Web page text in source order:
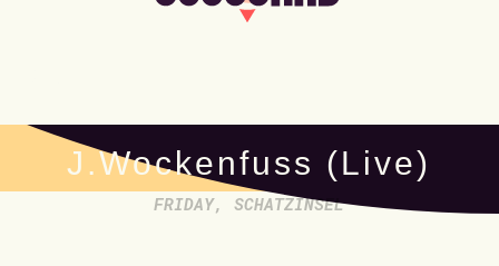
J.Wockenfuss (Live)
FRIDAY,SCHATZINSEL